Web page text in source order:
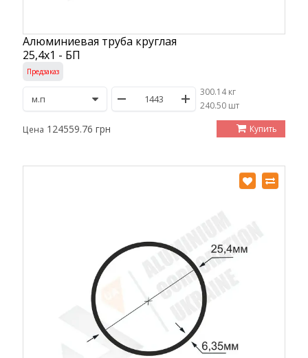
Алюминиевая труба круглая
25,4х1 - БП
Предзаказ
300.14 кг
/240.50 шт
Цена 124559.76 грн Купить